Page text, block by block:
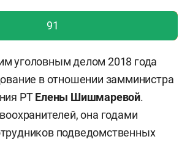
голос учтен!
91
уголовным делом 2018 года
в отношении замминистра
РТЕлены Шишмаревой.
она годами
подведомственных